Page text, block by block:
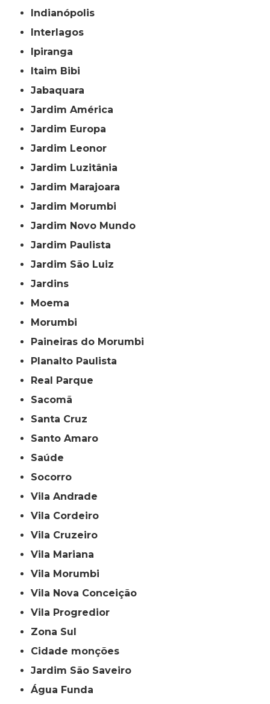
Indianópolis
Interlagos
Ipiranga
Itaim Bibi
Jabaquara
Jardim América
Jardim Europa
Jardim Leonor
Jardim Luzitânia
Jardim Marajoara
Jardim Morumbi
Jardim Novo Mundo
Jardim Paulista
Jardim São Luiz
Jardins
Moema
Morumbi
Paineiras do Morumbi
Planalto Paulista
Real Parque
Sacomã
Santa Cruz
Santo Amaro
Saúde
Socorro
Vila Andrade
Vila Cordeiro
Vila Cruzeiro
Vila Mariana
Vila Morumbi
Vila Nova Conceição
Vila Progredior
Zona Sul
cidade monções
jardim São Saveiro
Água Funda